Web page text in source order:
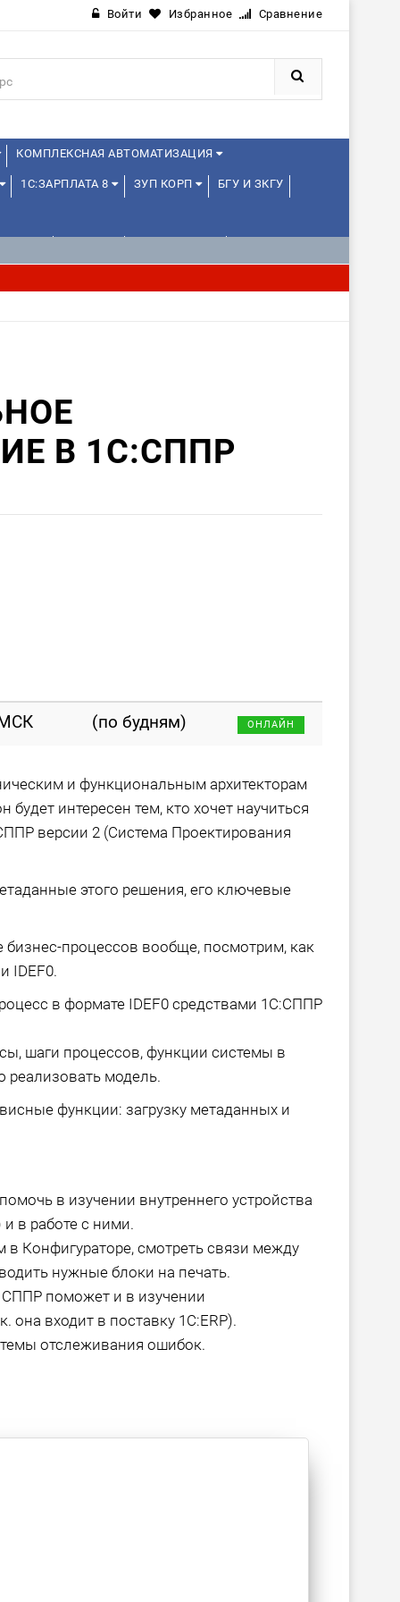
Войти Избранное Сравнение
КОМПЛЕКСНАЯ АВТОМАТИЗАЦИЯ
1С:ЗАРПЛАТА 8 ЗУП КОРП БГУ И ЗКГУ
В 1С:СППР
(по будням) ОНЛАЙН
и функциональным архитекторам
будет интересен тем, кто хочет научиться
версии 2 (Система Проектирования
этого решения, его ключевые
процессов вообще, посмотрим, как
IDEF0.
в формате IDEF0 средствами 1С:СППР
шаги процессов, функции системы в
модель.
функции: загрузку метаданных и
в изучении внутреннего устройства
в работе с ними.
Конфигураторе, смотреть связи между
нужные блоки на печать.
СППР поможет и в изучении
входит в поставку 1С:ERP).
отслеживания ошибок.